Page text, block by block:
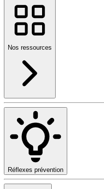
Nos ressources
Réflexes prévention